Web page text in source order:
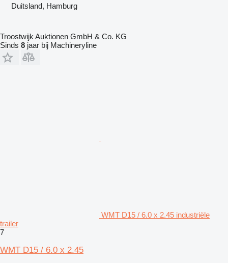
Duitsland, Hamburg
Troostwijk Auktionen GmbH & Co. KG
Sinds 8 jaar bij Machineryline
WMT D15 / 6.0 x 2.45 industriële
trailer
7
WMT D15 / 6.0 x 2.45